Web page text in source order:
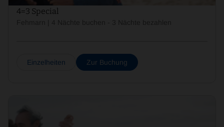
4=3 Special
Einzelheiten Zur Buchung